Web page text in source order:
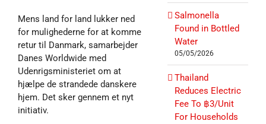
Mens land for land lukker ned
for mulighederne for at komme
retur til Danmark, samarbejder
Danes Worldwide med
Udenrigsministeriet om at
hjælpe de strandede danskere
hjem. Det sker gennem et nyt
initiativ.
Salmonella
Found in Bottled
Water
05/05/2026
Thailand
Reduces Electric
Fee To ฿3/Unit
For Households